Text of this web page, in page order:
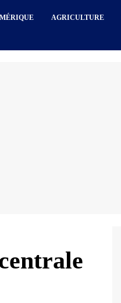
AGRICULTURE